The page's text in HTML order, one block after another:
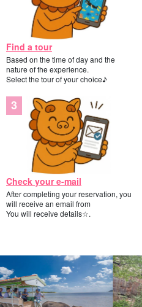
Find a tour
Based on the time of day and the
nature of the experience.
Select the tour of your choice♪
Check your e-mail
After completing your reservation, you
will receive an email from
You will receive details☆.